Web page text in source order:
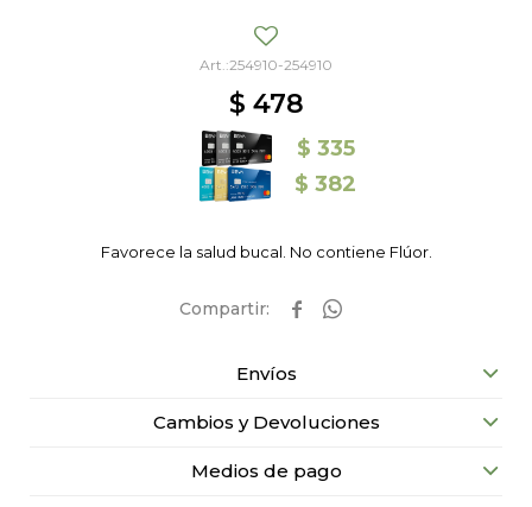
254910-254910
$ 478
$ 335
$ 382
Favorece la salud bucal. No contiene Flúor.
 
Envíos
Cambios y Devoluciones
Medios de pago